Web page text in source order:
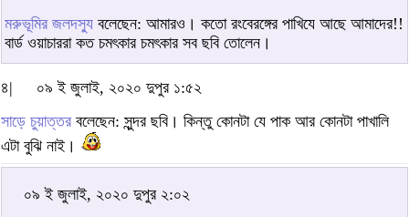
মরুভূমির জলদস্যু বলেছেন: আমারও। কতো রংবেরঙ্গের পাখিযে আছে আমাদের!!
বার্ড ওয়াচাররা কত চমৎকার চমৎকার সব ছবি তোলেন।
৪|
০৯ ই জুলাই, ২০২০ দুপুর ১:৫২
সাড়ে চুয়াত্তর বলেছেন: সুন্দর ছবি। কিন্তু কোনটা যে পাক আর কোনটা পাখালি
এটা বুঝি নাই।
০৯ ই জুলাই, ২০২০ দুপুর ২:০২